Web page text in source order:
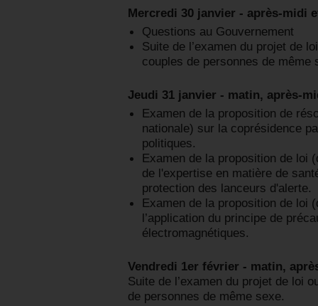
Mercredi 30 janvier - après-midi
Questions au Gouvernement
Suite de l’examen du projet de
couples de personnes de même
Jeudi 31 janvier - matin, après-
Examen de la proposition de
nationale) sur la coprésidence
politiques.
Examen de la proposition de loi
de l'expertise en matière de
protection des lanceurs d'alerte.
Examen de la proposition de loi
l’application du principe de
électromagnétiques.
Vendredi 1er février - matin,
Suite de l’examen du projet de loi
de personnes de même sexe.